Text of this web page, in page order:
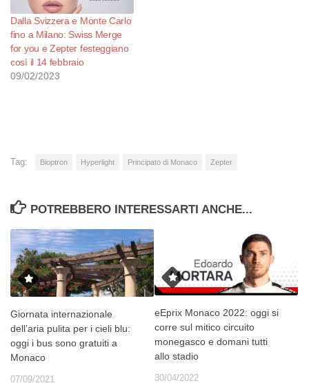
Dalla Svizzera e Monte Carlo
fino a Milano: Swiss Merge
for you e Zepter festeggiano
così il 14 febbraio
09/02/2023
Tag: Bioptron Hyperlight Principato di Monaco Zepter
POTREBBERO INTERESSARTI ANCHE...
Giornata internazionale
dell’aria pulita per i cieli blu:
oggi i bus sono gratuiti a
Monaco
07/09/2021
eEprix Monaco 2022: oggi si
corre sul mitico circuito
monegasco e domani tutti
allo stadio
30/04/2022